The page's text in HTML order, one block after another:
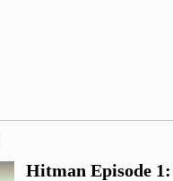
Hitman Episode